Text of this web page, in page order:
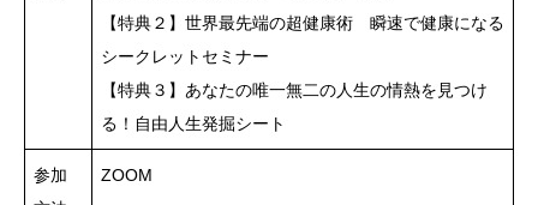
【特典２】世界最先端の超健康術 瞬速で健康になる
シークレットセミナー
【特典３】あなたの唯一無二の人生の情熱を見つけ
る！自由人生発掘シート
参加
ZOOM